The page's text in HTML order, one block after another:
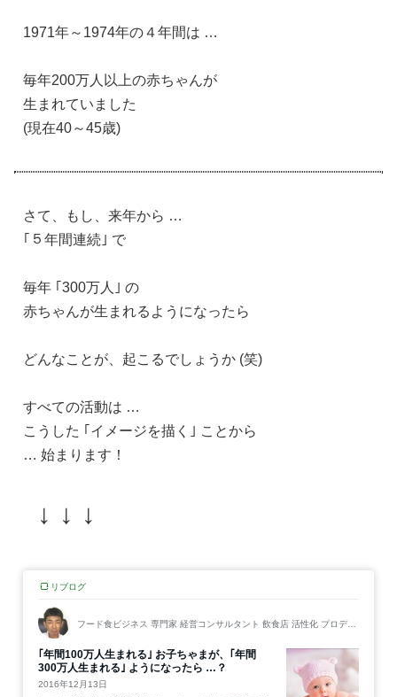
1971年～1974年の４年間は …
毎年200万人以上の赤ちゃんが
生まれていました
(現在40～45歳)
さて、もし、来年から …
｢５年間連続｣ で
毎年 ｢300万人｣ の
赤ちゃんが生まれるようになったら
どんなことが、起こるでしょうか (笑)
すべての活動は …
こうした ｢イメージを描く｣ ことから
… 始まります！
↓ ↓ ↓